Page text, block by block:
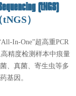
(tNGS)
）
In-One”超高重PCR
精度检测样本中痕量
、真菌、寄生虫等多
基因。